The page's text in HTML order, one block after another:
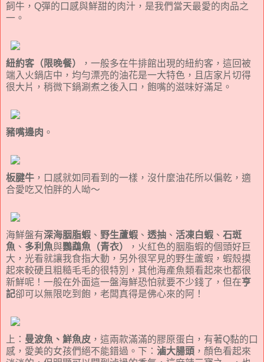
飼牛，Q彈的口感與鮮甜的肉汁，是我們當天最愛的肉品之
一。
紐約客（限晚餐）
，一般多在牛排館出現的紐約客，這回被
端入火鍋店中，均勻漂亮的油花是一大特色，且店家片切得
很大片，稍微下鍋涮煮之後入口，飽嘴的滋味好滿足。
豬嘴邊肉 。
板腱牛 ，口感就如同看到的一樣，沒什麼油花所以偏乾，適
合愛吃又怕胖的人呦～
海鮮盤有深海胭脂蝦 、 野生蘆蝦 、 透抽 、 活凍白蝦 、 石斑
魚 、 多利魚與鸚鵡魚（青衣）
，火紅色的胭脂蝦的個頭好巨
大，光看就讓我食指大動，另外很罕見的野生蘆蝦，蝦殼摸
起來較硬且粗糙毛毛的很特別，其他海產魚類看起來也都很
新鮮呢！一般在外面這一盤海鮮恐怕就要不少錢了，但在亨
記卻可以無限吃到飽，老闆真得是佛心來的阿！
上： 曼波魚、鮮魚皮 ，這兩款滿滿的膠原蛋白，有著Q黏的口
感，愛美的女孩們絕不能錯過。下： 滷大腸頭 ，顏色看起來